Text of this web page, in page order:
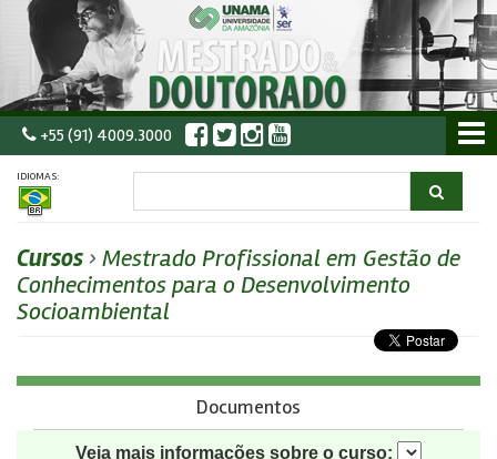
+55 (91) 4009.3000
IDIOMAS:
Cursos› Mestrado Profissional em Gestão de
Conhecimentos para o Desenvolvimento
Socioambiental
Documentos
Veja mais informações sobre o curso: